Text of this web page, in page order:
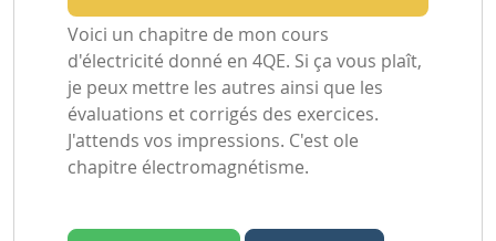
Voici un chapitre de mon cours
d'électricité donné en 4QE. Si ça vous plaît,
je peux mettre les autres ainsi que les
évaluations et corrigés des exercices.
J'attends vos impressions. C'est ole
chapitre électromagnétisme.